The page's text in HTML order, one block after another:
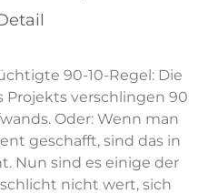
90-10-Regel: Die
Projekts verschlingen 90
Oder: Wenn man
geschafft, sind das in
Nun sind es einige der
nicht wert, sich